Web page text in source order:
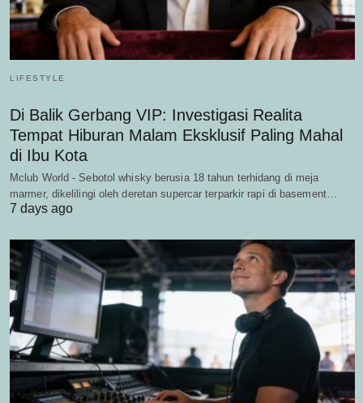
LIFESTYLE
Di Balik Gerbang VIP: Investigasi Realita
Tempat Hiburan Malam Eksklusif Paling Mahal
di Ibu Kota
Mclub World - Sebotol whisky berusia 18 tahun terhidang di meja
marmer, dikelilingi oleh deretan supercar terparkir rapi di basement…
7 days ago